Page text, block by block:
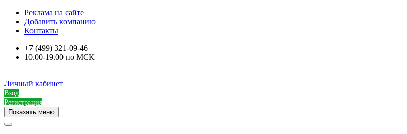
Реклама на сайте
Добавить компанию
Контакты
+7 (499) 321-09-46
10.00-19.00 по МСК
Личный кабинет
Вход
Регистрация
Показать меню